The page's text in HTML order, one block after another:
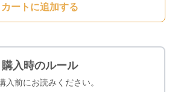
カートに追加する
購入時のルール
入前にお読みください。